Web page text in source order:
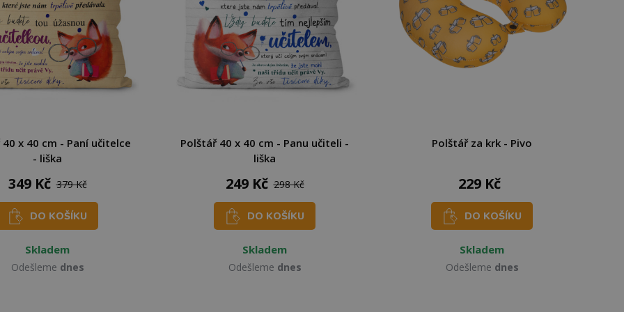
x 40 cm - Paní učitelce
- liška
349 Kč 379 Kč
DO KOŠÍKU
Skladem
Odešleme dnes
Polštář 40 x 40 cm - Panu učiteli -
liška
249 Kč 298 Kč
DO KOŠÍKU
Skladem
Odešleme dnes
Polštář za krk - Pivo
229 Kč
DO KOŠÍKU
Skladem
Odešleme dnes